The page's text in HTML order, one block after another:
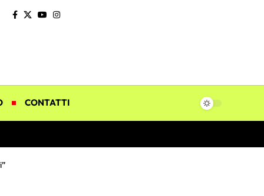
CONTATTI